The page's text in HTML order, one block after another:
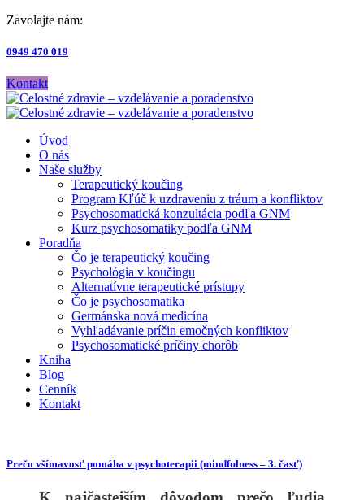
Zavolajte nám:
0949 470 019
Kontakt
Úvod
O nás
Naše služby
Terapeutický koučing
Program Kľúč k uzdraveniu z tráum a konfliktov
Psychosomatická konzultácia podľa GNM
Kurz psychosomatiky podľa GNM
Poradňa
Čo je terapeutický koučing
Psychológia v koučingu
Alternatívne terapeutické prístupy
Čo je psychosomatika
Germánska nová medicína
Vyhľadávanie príčin emočných konfliktov
Psychosomatické príčiny chorôb
Kniha
Blog
Cenník
Kontakt
Prečo všímavosť pomáha v psychoterapii (mindfulness – 3. časť)